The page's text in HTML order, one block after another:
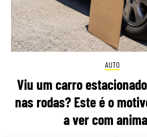
AUTO
Viu um carro
nas rodas? Este é o
a ver com